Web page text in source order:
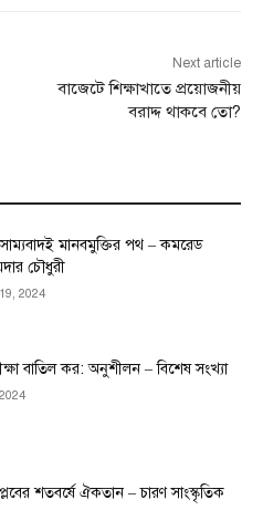
Next article
বাজেটে শিক্ষাখাতে প্রয়োজনীয়
বরাদ্দ থাকবে তো?
সাম্যবাদই মানবমুক্তির পথ – কমরেড
চৌধুরী
2024
বাতিল কর: অনুশীলন – বিশেষ সংখ্যা
শতবর্ষে ঐকতান – চারণ সাংস্কৃতিক